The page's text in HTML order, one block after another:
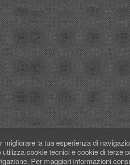
migliorare la tua esperienza di
cookie tecnici e cookie di terze
Per maggiori informazioni